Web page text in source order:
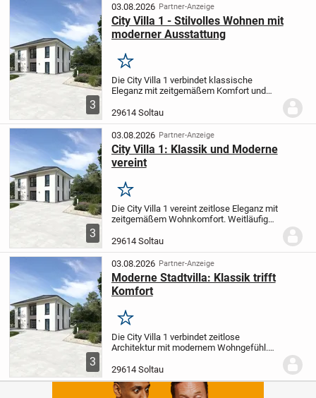
entspannte Abende...
3
03.08.2026 Partner-Anzeige
City Villa 1 - Stilvolles Wohnen mit
moderner Ausstattung
Merken
Die City Villa 1 verbindet klassische
Eleganz mit zeitgemäßem Komfort und
gleichermaßen ästhetisch wie funktional
ist. Im offen gestalteten Wohn- und
Essbereich...
29614 Soltau
3
03.08.2026 Partner-Anzeige
City Villa 1: Klassik und Moderne
vereint
Merken
Die City Villa 1 vereint zeitlose Eleganz mit
zeitgemäßem Wohnkomfort. Weitläufige
für gemütliche Familienmomente und
gesellige Abende mit Gästen. Im
Obergeschoss...
29614 Soltau
3
03.08.2026 Partner-Anzeige
Moderne Stadtvilla: Klassik trifft
Komfort
Merken
Die City Villa 1 verbindet zeitlose
Architektur mit modernem Wohngefühl.
bietet den idealen Rahmen für entspannte
Stunden mit Ihren Liebsten oder Gästen.
Im oberen...
29614 Soltau